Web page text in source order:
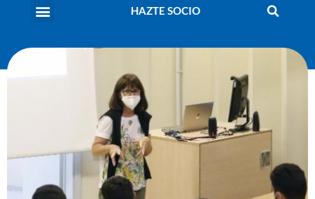
HAZTE SOCIO